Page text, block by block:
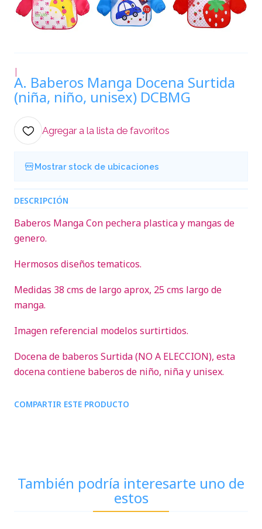
|
A. Baberos Manga Docena Surtida
(niña, niño, unisex) DCBMG
Agregar a la lista de favoritos
Mostrar stock de ubicaciones
DESCRIPCIÓN
Baberos Manga Con pechera plastica y mangas de
genero.
Hermosos diseños tematicos.
Medidas 38 cms de largo aprox, 25 cms largo de
manga.
Imagen referencial modelos surtirtidos.
Docena de baberos Surtida (NO A ELECCION), esta
docena contiene baberos de niño, niña y unisex.
COMPARTIR ESTE PRODUCTO
También podría interesarte uno de
estos